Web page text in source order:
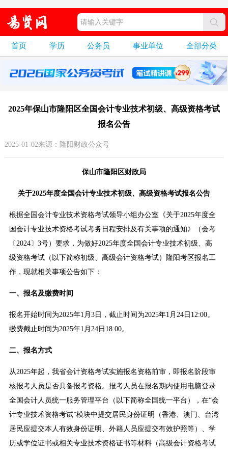
首页 学历 公务员 事业单位 全部分类
2025年保山市隆阳区全国会计专业技术初级、高级资格考试
报名公告
2025-01-02来源：隆阳财政公众号
保山市隆阳区财政局
关于2025年度全国会计专业技术初级、高级资格考试报名公告
根据全国会计专业技术资格考试领导小组办公室《关于2025年度全
国会计专业技术资格考试考务日程安排及有关事项的通知》（会考
〔2024〕3号）要求，为做好2025年度全国会计专业技术初级、高
级资格考试（以下简称初级、高级会计资格考试）隆阳考区报名工
作，现就相关事项公告如下：
一、报名及缴费时间
报名开始时间为2025年1月3日，截止时间为2025年1月24日12:00。
缴费截止时间为2025年1月24日18:00。
二、报名方式
从2025年起，我省会计资格考试实施报名资格前审，即报名阶段审
核报考人员是否具备报考资格。报考人员在报名期内使用电脑登录
全国会计人员统一服务管理平台（以下简称全国统一平台），在“会
计专业技术资格考试”模块中提交居民身份证明（香港、澳门、台湾
居民应提交本人有效身份证明、外籍人员应提交有效护照等）、学
历或学位证书或相关专业技术资格证书等材料（高级会计资格考试